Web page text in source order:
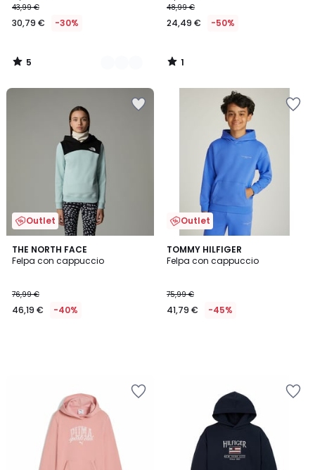
43,99 €
30,79 € -30%
5
/
48,99 €
24,49 € -50%
1
/
Outlet
THE NORTH FACE
Felpa con cappuccio
76,99 €
46,19 € -40%
Outlet
TOMMY HILFIGER
Felpa con cappuccio
75,99 €
41,79 € -45%